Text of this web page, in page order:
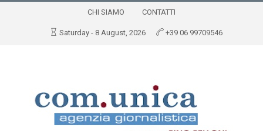
CHI SIAMO CONTATTI
Saturday - 8 August, 2026 +39 06 99709546